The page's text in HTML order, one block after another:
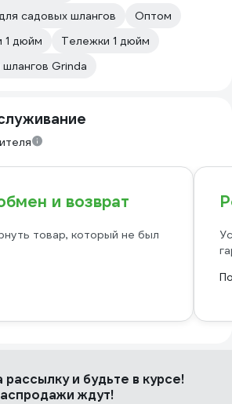
садовых шлангов
Оптом
1 дюйм
Тележки 1 дюйм
Grinda
и возврат
товар, который не был
рассылкуи будьте в курсе!
ждут!